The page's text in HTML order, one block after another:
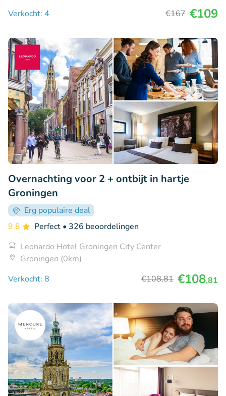
Verkocht: 4
€167 €109
Overnachting voor 2 + ontbijt in hartje
Groningen
Erg populaire deal
9.8
Perfect • 326 beoordelingen
Leonardo Hotel Groningen City Center
Groningen (0km)
Verkocht: 8
€108,81 €108,81